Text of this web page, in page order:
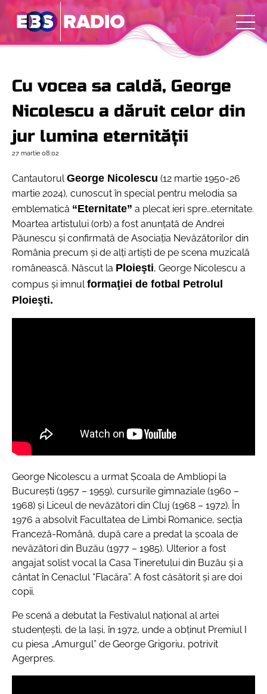
Cu vocea sa caldă, George
Nicolescu a dăruit celor din
jur lumina eternităţii
27 martie 08:02
CantautorulGeorge Nicolescu (12 martie 1950-26
martie 2024), cunoscut în special pentru melodia sa
emblematică “Eternitate” a plecat ieri spre…eternitate.
Moartea artistului (orb) a fost anunţată de Andrei
Păunescu şi confirmată de Asociaţia Nevăzătorilor din
România precum şi de alţi artişti de pe scena muzicală
românească. Născut la Ploieşti, George Nicolescu a
compus şi imnulformaţiei de fotbal Petrolul
Ploieşti.
George Nicolescu a urmat Şcoala de Ambliopi la
Bucureşti (1957 – 1959), cursurile gimnaziale (1960 –
1968) şi Liceul de nevăzători din Cluj (1968 – 1972). În
1976 a absolvit Facultatea de Limbi Romanice, secţia
Franceză-Română, după care a predat la şcoala de
nevăzători din Buzău (1977 – 1985). Ulterior a fost
angajat solist vocal la Casa Tineretului din Buzău şi a
cântat în Cenaclul “Flacăra”. A fost căsătorit şi are doi
copii.
Pe scenă a debutat la Festivalul naţional al artei
studenţeşti, de la Iaşi, în 1972, unde a obţinut Premiul I
cu piesa „Amurgul” de George Grigoriu, potrivit
Agerpres.